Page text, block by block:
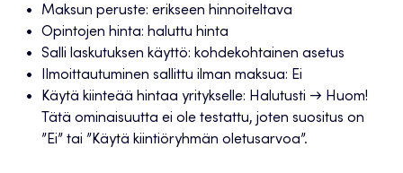
Maksun peruste: erikseen hinnoiteltava
Opintojen hinta: haluttu hinta
Salli laskutuksen käyttö: kohdekohtainen asetus
Ilmoittautuminen sallittu ilman maksua: Ei
Käytä kiinteää hintaa yritykselle: Halutusti → Huom!
Tätä ominaisuutta ei ole testattu, joten suositus on
”Ei” tai ”Käytä kiintiöryhmän oletusarvoa”.